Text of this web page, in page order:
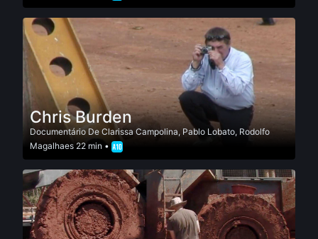
Chris Burden
DocumentárioDe Clarissa Campolina, Pablo Lobato, Rodolfo
Magalhaes 22 min •